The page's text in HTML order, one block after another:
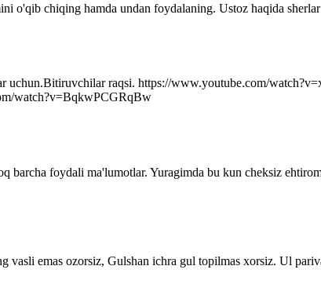
o'qib chiqing hamda undan foydalaning. Ustoz haqida
uchun.Bitiruvchilar raqsi. https://www.youtube.com/
watch?v=BqkwPCGRqBw
foydali ma'lumotlar. Yuragimda bu kun cheksiz
emas ozorsiz, Gulshan ichra gul topilmas xorsiz. Ul